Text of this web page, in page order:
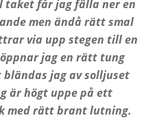
taket får jag fälla ner en
men ändå rätt smal
via upp stegen till en
jag en rätt tung
jag av solljuset
är högt uppe på ett
med rätt brant lutning.